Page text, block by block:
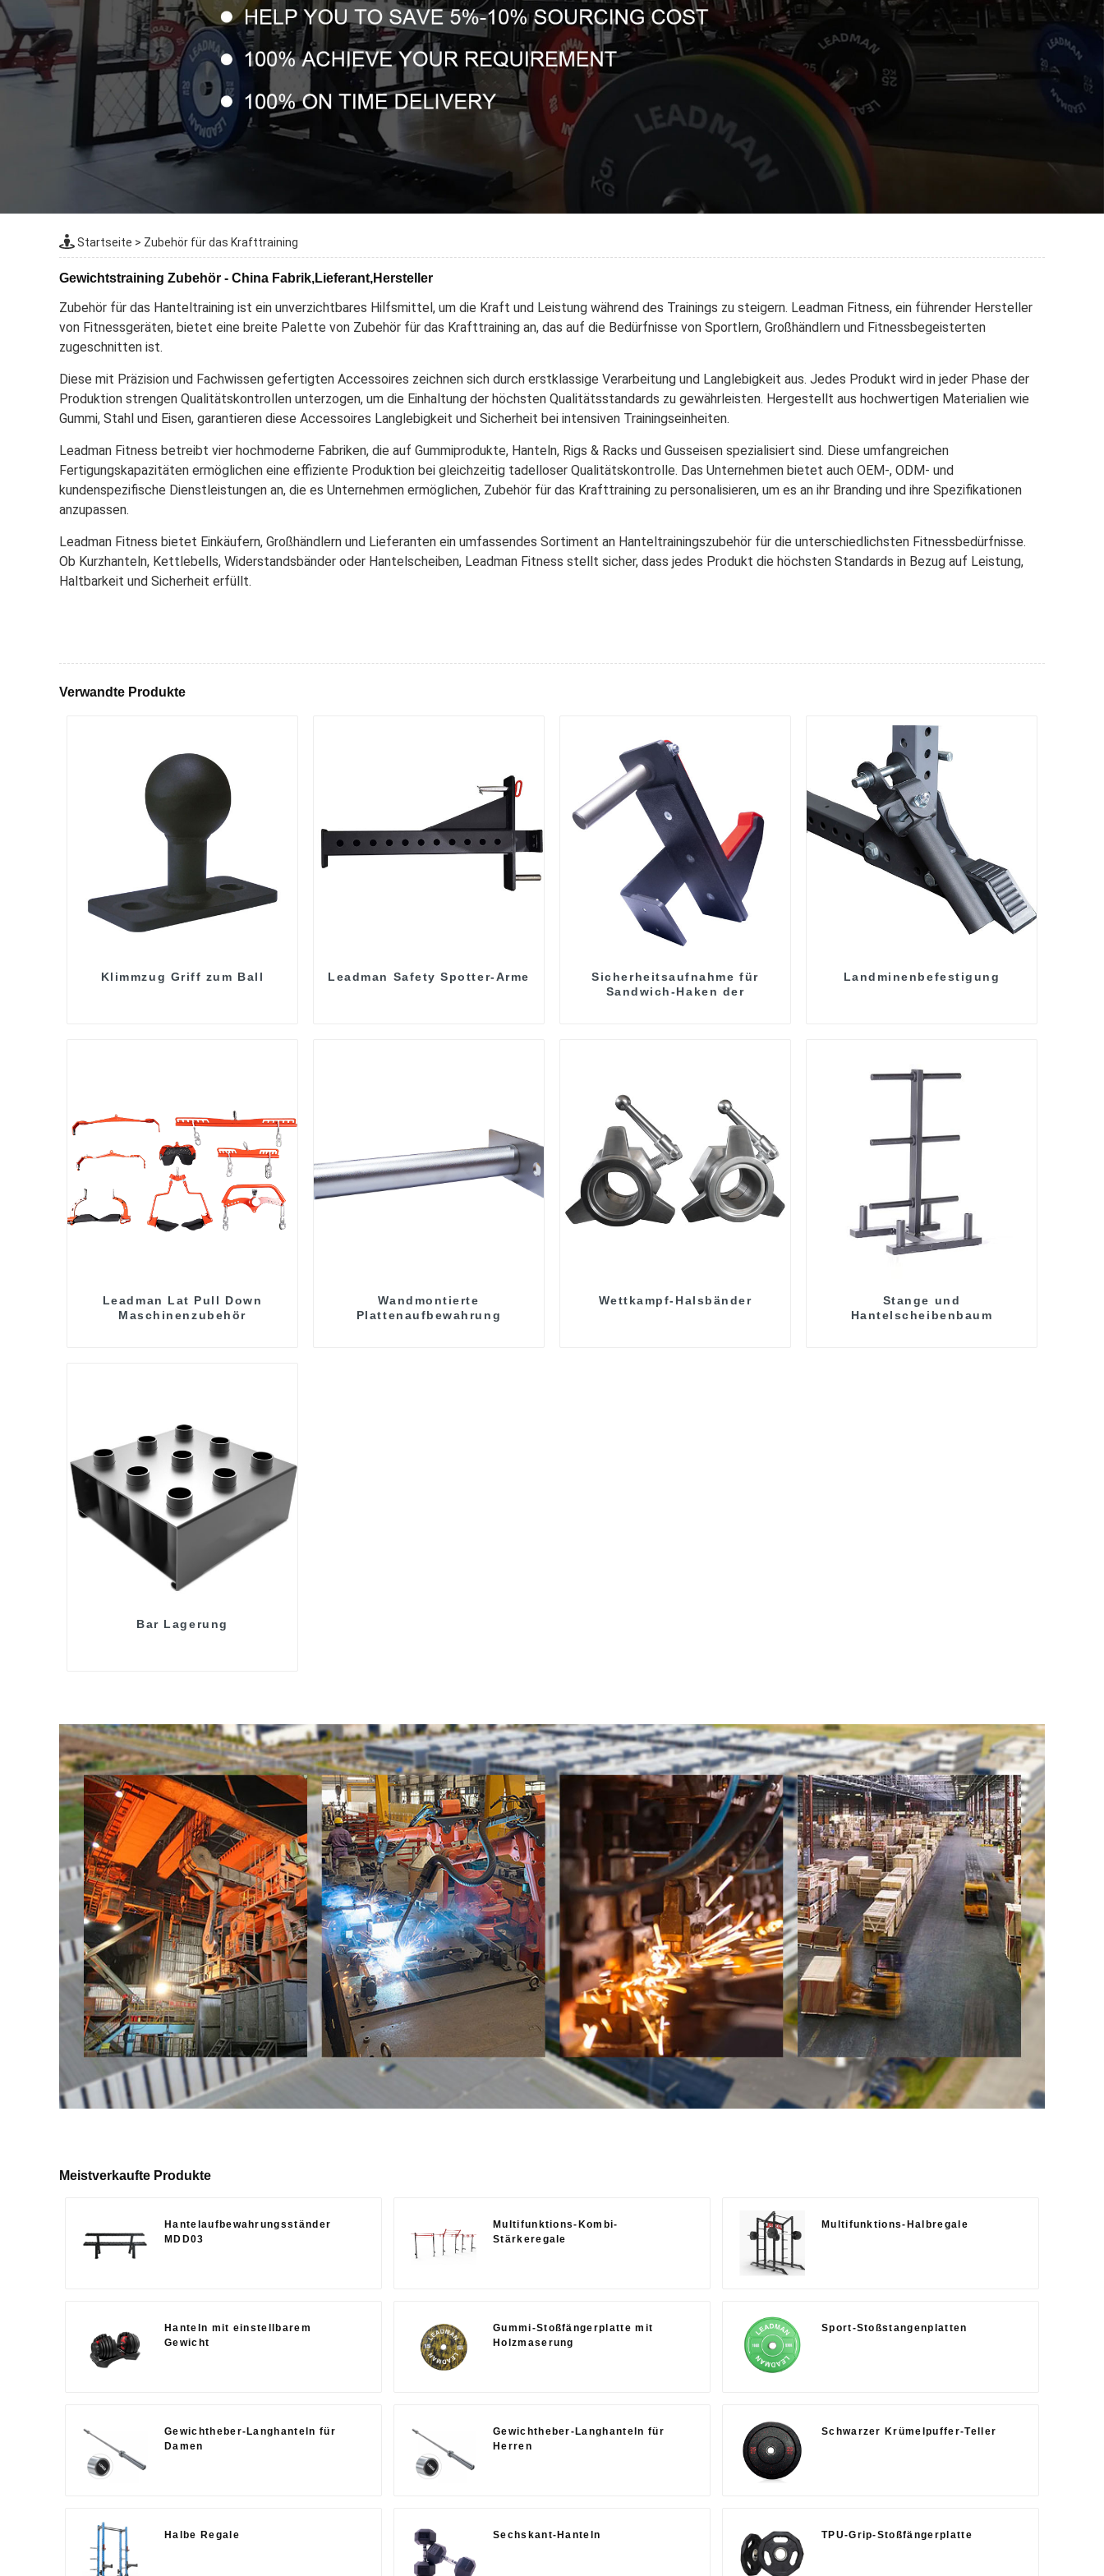
Startseite > Zubehör für das Krafttraining
Gewichtstraining Zubehör - China Fabrik,Lieferant,Hersteller
Zubehör für das Hanteltraining ist ein unverzichtbares Hilfsmittel, um die Kraft und Leistung während des Trainings zu steigern. Leadman Fitness, ein führender Hersteller
von Fitnessgeräten, bietet eine breite Palette von Zubehör für das Krafttraining an, das auf die Bedürfnisse von Sportlern, Großhändlern und Fitnessbegeisterten
zugeschnitten ist.
Diese mit Präzision und Fachwissen gefertigten Accessoires zeichnen sich durch erstklassige Verarbeitung und Langlebigkeit aus. Jedes Produkt wird in jeder Phase der
Produktion strengen Qualitätskontrollen unterzogen, um die Einhaltung der höchsten Qualitätsstandards zu gewährleisten. Hergestellt aus hochwertigen Materialien wie
Gummi, Stahl und Eisen, garantieren diese Accessoires Langlebigkeit und Sicherheit bei intensiven Trainingseinheiten.
Leadman Fitness betreibt vier hochmoderne Fabriken, die auf Gummiprodukte, Hanteln, Rigs & Racks und Gusseisen spezialisiert sind. Diese umfangreichen
Fertigungskapazitäten ermöglichen eine effiziente Produktion bei gleichzeitig tadelloser Qualitätskontrolle. Das Unternehmen bietet auch OEM-, ODM- und
kundenspezifische Dienstleistungen an, die es Unternehmen ermöglichen, Zubehör für das Krafttraining zu personalisieren, um es an ihr Branding und ihre Spezifikationen
anzupassen.
Leadman Fitness bietet Einkäufern, Großhändlern und Lieferanten ein umfassendes Sortiment an Hanteltrainingszubehör für die unterschiedlichsten Fitnessbedürfnisse.
Ob Kurzhanteln, Kettlebells, Widerstandsbänder oder Hantelscheiben, Leadman Fitness stellt sicher, dass jedes Produkt die höchsten Standards in Bezug auf Leistung,
Haltbarkeit und Sicherheit erfüllt.
Verwandte Produkte
Klimmzug Griff zum Ball Leadman Safety Spotter-Arme
Sicherheitsaufnahme für
Sandwich-Haken der
Landminenbefestigung
Leadman Lat Pull Down
Maschinenzubehör
Wandmontierte
Plattenaufbewahrung
Wettkampf-Halsbänder
Stange und
Hantelscheibenbaum
Bar Lagerung
Meistverkaufte Produkte
Hantelaufbewahrungsständer
MDD03
Multifunktions-Kombi-
Stärkeregale
Multifunktions-Halbregale
Hanteln mit einstellbarem
Gewicht
Gummi-Stoßfängerplatte mit
Holzmaserung
Sport-Stoßstangenplatten
Gewichtheber-Langhanteln für
Damen
Gewichtheber-Langhanteln für
Herren
Schwarzer Krümelpuffer-Teller
Halbe Regale Sechskant-Hanteln TPU-Grip-Stoßfängerplatte